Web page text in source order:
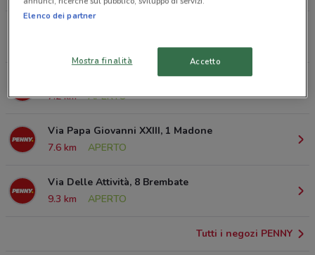
Via S. Giovanni Bosco, 65 Ponte San Pietro
7.2 km
APERTO
Via Papa Giovanni XXIII, 1 Madone
7.6 km
APERTO
Via Delle Attività, 8 Brembate
9.3 km
APERTO
Tutti i negozi PENNY
Elenco dei partner
Mostra finalità Accetto